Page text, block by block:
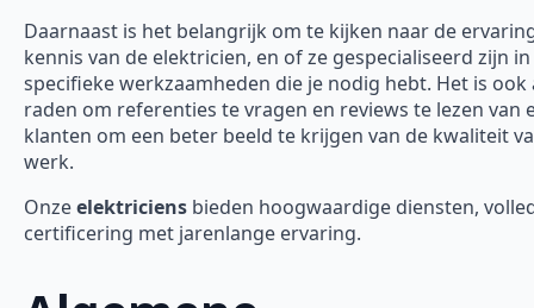
Daarnaast is het belangrijk om te kijken naar de
kennis van de elektricien, en of ze gespecialiseerd zijn
specifieke werkzaamheden die je nodig hebt. Het is ook
raden om referenties te vragen en reviews te lezen van
klanten om een beter beeld te krijgen van de kwaliteit
werk.
Onzeelektriciens bieden hoogwaardige diensten,
certificering met jarenlange ervaring.